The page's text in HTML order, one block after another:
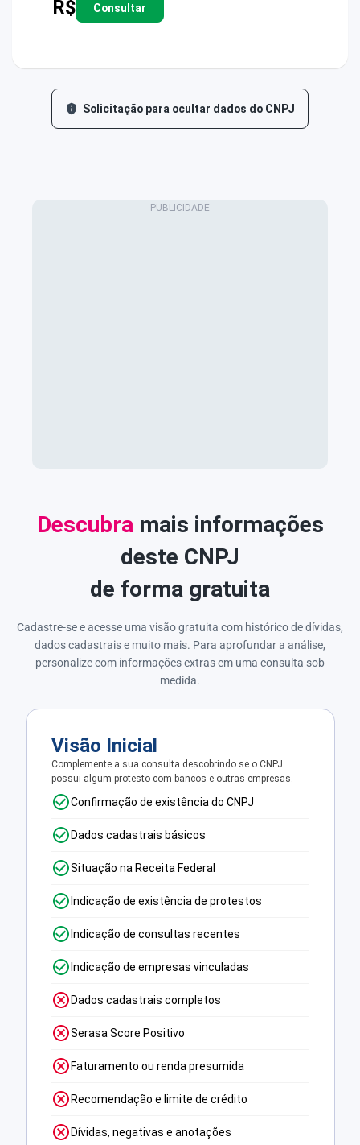
R$ Consultar
Solicitação para ocultar dados do CNPJ
Descubra mais informações
deste CNPJ
de forma gratuita
Cadastre-se e acesse uma visão gratuita com histórico de dívidas,
dados cadastrais e muito mais. Para aprofundar a análise,
personalize com informações extras em uma consulta sob
medida.
Visão Inicial
Complemente a sua consulta descobrindo se o CNPJ
possui algum protesto com bancos e outras empresas.
Confirmação de existência do CNPJ
Dados cadastrais básicos
Situação na Receita Federal
Indicação de existência de protestos
Indicação de consultas recentes
Indicação de empresas vinculadas
Dados cadastrais completos
Serasa Score Positivo
Faturamento ou renda presumida
Recomendação e limite de crédito
Dívidas, negativas e anotações